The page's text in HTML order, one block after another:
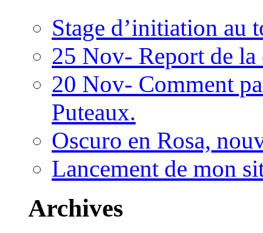
Stage d’initiation au
25 Nov- Report de
20 Nov- Comment
Puteaux.
Oscuro en Rosa,
Lancement de mon
Archives